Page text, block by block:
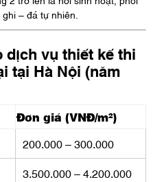
– đá tự nhiên.
dịch vụ thiết kế thi
tại Hà Nội (năm
Đơn giá (VNĐ/m²)
200.000 – 300.000
3.500.000 – 4.200.000